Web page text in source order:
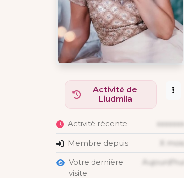
Activité de
Liudmila
Activité récente xxxxxxx
Membre depuis X mois
Votre dernière
visite
Aujourd'hui